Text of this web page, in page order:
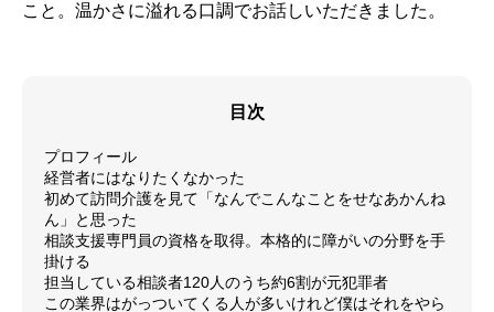
こと。温かさに溢れる口調でお話しいただきました。
目次
プロフィール
経営者にはなりたくなかった
初めて訪問介護を見て「なんでこんなことをせなあかんね
ん」と思った
相談支援専門員の資格を取得。本格的に障がいの分野を手
掛ける
担当している相談者120人のうち約6割が元犯罪者
この業界はがっついてくる人が多いけれど僕はそれをやら